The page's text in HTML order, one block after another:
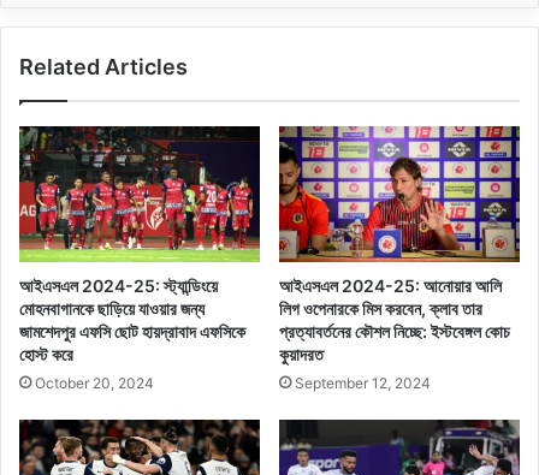
Related Articles
আইএসএল 2024-25: স্ট্যান্ডিংয়ে
মোহনবাগানকে ছাড়িয়ে যাওয়ার জন্য
জামশেদপুর এফসি ছোট হায়দ্রাবাদ এফসিকে
হোস্ট করে
October 20, 2024
আইএসএল 2024-25: আনোয়ার আলি
লিগ ওপেনারকে মিস করবেন, ক্লাব তার
প্রত্যাবর্তনের কৌশল নিচ্ছে: ইস্টবেঙ্গল কোচ
কুয়াদরত
September 12, 2024